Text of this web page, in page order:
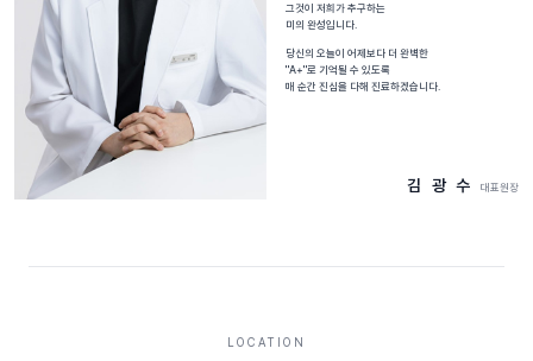
그것이 저희가 추구하는
미의 완성입니다.
당신의 오늘이 어제보다 더 완벽한
"A+"로 기억될 수 있도록
매 순간 진심을 다해 진료하겠습니다.
김 광 수 대표원장
LOCATION